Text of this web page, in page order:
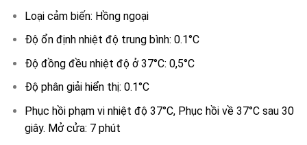
Loại cảm biến: Hồng ngoại
Độ ổn định nhiệt độ trung bình: 0.1°C
Độ đồng đều nhiệt độ ở 37°C: 0,5°C
Độ phân giải hiển thị: 0.1°C
Phục hồi phạm vi nhiệt độ 37°C, Phục hồi về 37°C sau 30
giây. Mở cửa: 7 phút